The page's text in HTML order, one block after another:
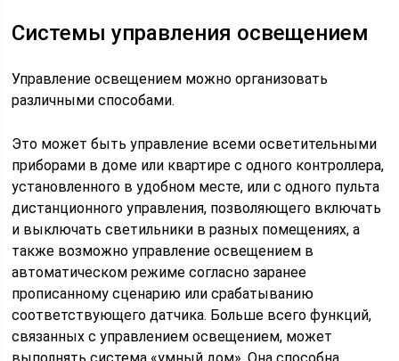
Системы управления освещением
Управление освещением можно организовать
различными способами.
Это может быть управление всеми осветительными
приборами в доме или квартире с одного контроллера,
установленного в удобном месте, или с одного пульта
дистанционного управления, позволяющего включать
и выключать светильники в разных помещениях, а
также возможно управление освещением в
автоматическом режиме согласно заранее
прописанному сценарию или срабатыванию
соответствующего датчика. Больше всего функций,
связанных с управлением освещением, может